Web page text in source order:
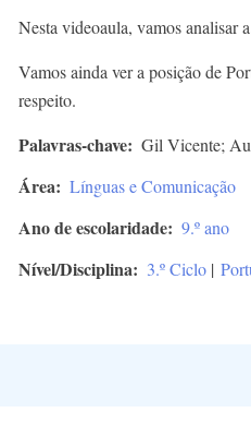
Nesta videoaula, vamos analisar
Vamos ainda ver a posição de
respeito.
Palavras-chave Gil Vicente;
Área Línguas e Comunicação
Ano de escolaridade 9.º ano
Nível/Disciplina 3.º Ciclo |